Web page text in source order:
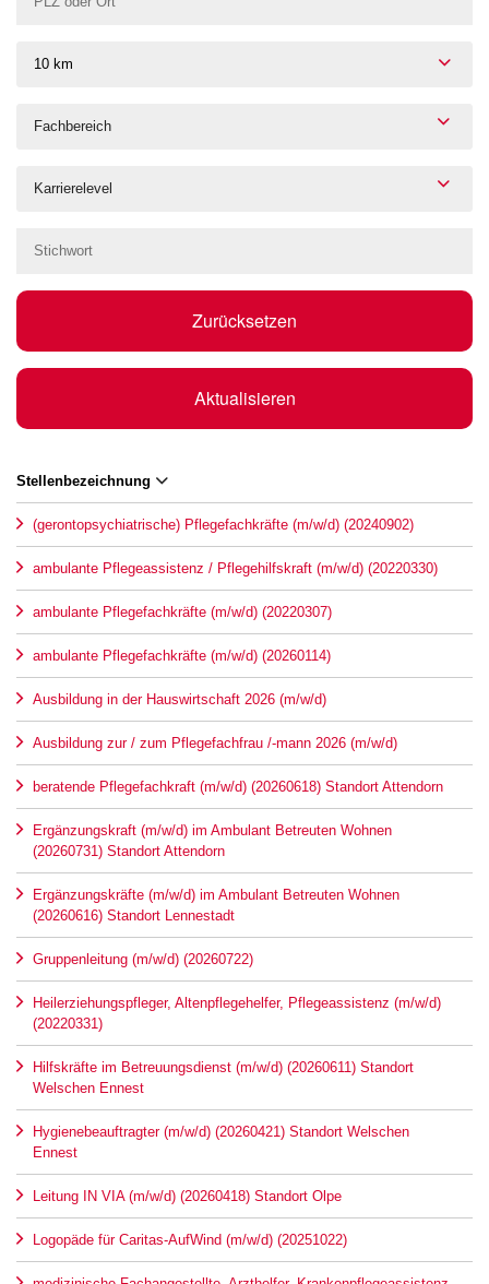
10 km
Fachbereich
Karrierelevel
Zurücksetzen
Aktualisieren
Stellenbezeichnung
(gerontopsychiatrische) Pflegefachkräfte (m/w/d) (20240902)
ambulante Pflegeassistenz / Pflegehilfskraft (m/w/d) (20220330)
ambulante Pflegefachkräfte (m/w/d) (20220307)
ambulante Pflegefachkräfte (m/w/d) (20260114)
Ausbildung in der Hauswirtschaft 2026 (m/w/d)
Ausbildung zur / zum Pflegefachfrau /-mann 2026 (m/w/d)
beratende Pflegefachkraft (m/w/d) (20260618) Standort Attendorn
Ergänzungskraft (m/w/d) im Ambulant Betreuten Wohnen
(20260731) Standort Attendorn
Ergänzungskräfte (m/w/d) im Ambulant Betreuten Wohnen
(20260616) Standort Lennestadt
Gruppenleitung (m/w/d) (20260722)
Heilerziehungspfleger, Altenpflegehelfer, Pflegeassistenz (m/w/d)
(20220331)
Hilfskräfte im Betreuungsdienst (m/w/d) (20260611) Standort
Welschen Ennest
Hygienebeauftragter (m/w/d) (20260421) Standort Welschen
Ennest
Leitung IN VIA (m/w/d) (20260418) Standort Olpe
Logopäde für Caritas-AufWind (m/w/d) (20251022)